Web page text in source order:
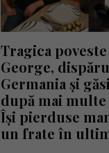
Tragica
George,
Germania și
după mai
Își pierduse
un frate în